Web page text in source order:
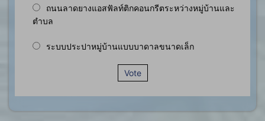
ถนนลาดยางแอสฟัลท์ติกคอนกรีตระหว่างหมู่บ้านและ
ตำบล
ระบบประปาหมู่บ้านแบบบาดาลขนาดเล็ก
Vote